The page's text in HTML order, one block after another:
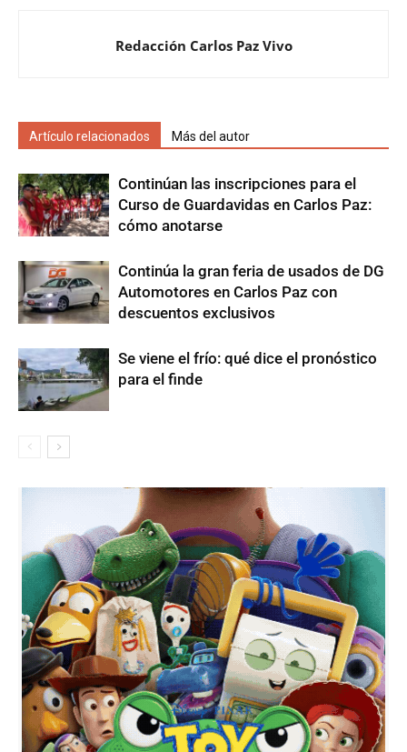
Redacción Carlos Paz Vivo
Artículo relacionados Más del autor
Continúan las inscripciones para el
Curso de Guardavidas en Carlos Paz:
cómo anotarse
Continúa la gran feria de usados de DG
Automotores en Carlos Paz con
descuentos exclusivos
Se viene el frío: qué dice el pronóstico
para el finde